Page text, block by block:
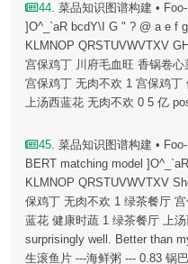
44. 菜品知识图谱构建 •
]O^_`aR bcdY\I G " ? @ a e f
KLMNOP QRSTUVWVTXV
宫保鸡丁 川府毛血旺 香锅卷心
宫保鸡丁 无肉不欢 1 宫保鸡
上汤西蓝花 无肉不欢 0 5 亿
45. 菜品知识图谱构建 •
BERT matching model
KLMNOP QRSTUVWVTXV
保鸡丁 无肉不欢 1 绿茶餐厅
蓝花 健康时蔬 1 绿茶餐厅 上
surprisingly well. Better than
生滚鱼片 ---海鲜粥 --- 0.83 锅